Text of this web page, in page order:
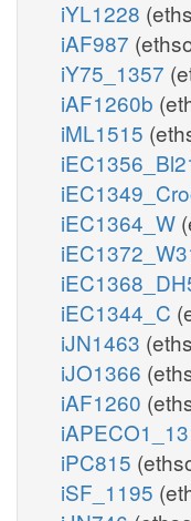
iYL1228
iAF987
iY75_1357
iAF1260b
iML1515
iEC1364_W
iEC1344_C
iJN1463
iJO1366
iAF1260
iPC815
iSF_1195